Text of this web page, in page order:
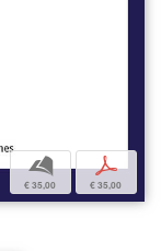
b
€ 35,00
p
€ 35,00